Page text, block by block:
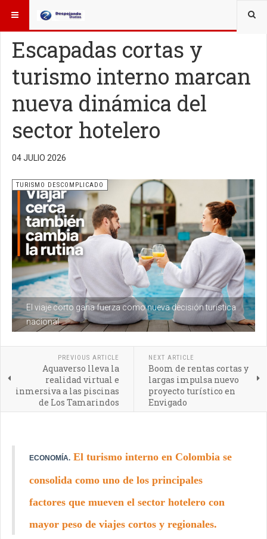
ESTÁ AQUÍ: TURISMO
Escapadas cortas y
turismo interno marcan
nueva dinámica del
sector hotelero
04 JULIO 2026
El viaje corto gana fuerza como nueva decisión turística
nacional
TURISMO DESCOMPLICADO
PREVIOUS ARTICLE
Aquaverso lleva la
realidad virtual e
inmersiva a las piscinas
de Los Tamarindos
NEXT ARTICLE
Boom de rentas cortas y
largas impulsa nuevo
proyecto turístico en
Envigado
ECONOMÍA. El turismo interno en Colombia se
consolida como uno de los principales
factores que mueven el sector hotelero con
mayor peso de viajes cortos y regionales.